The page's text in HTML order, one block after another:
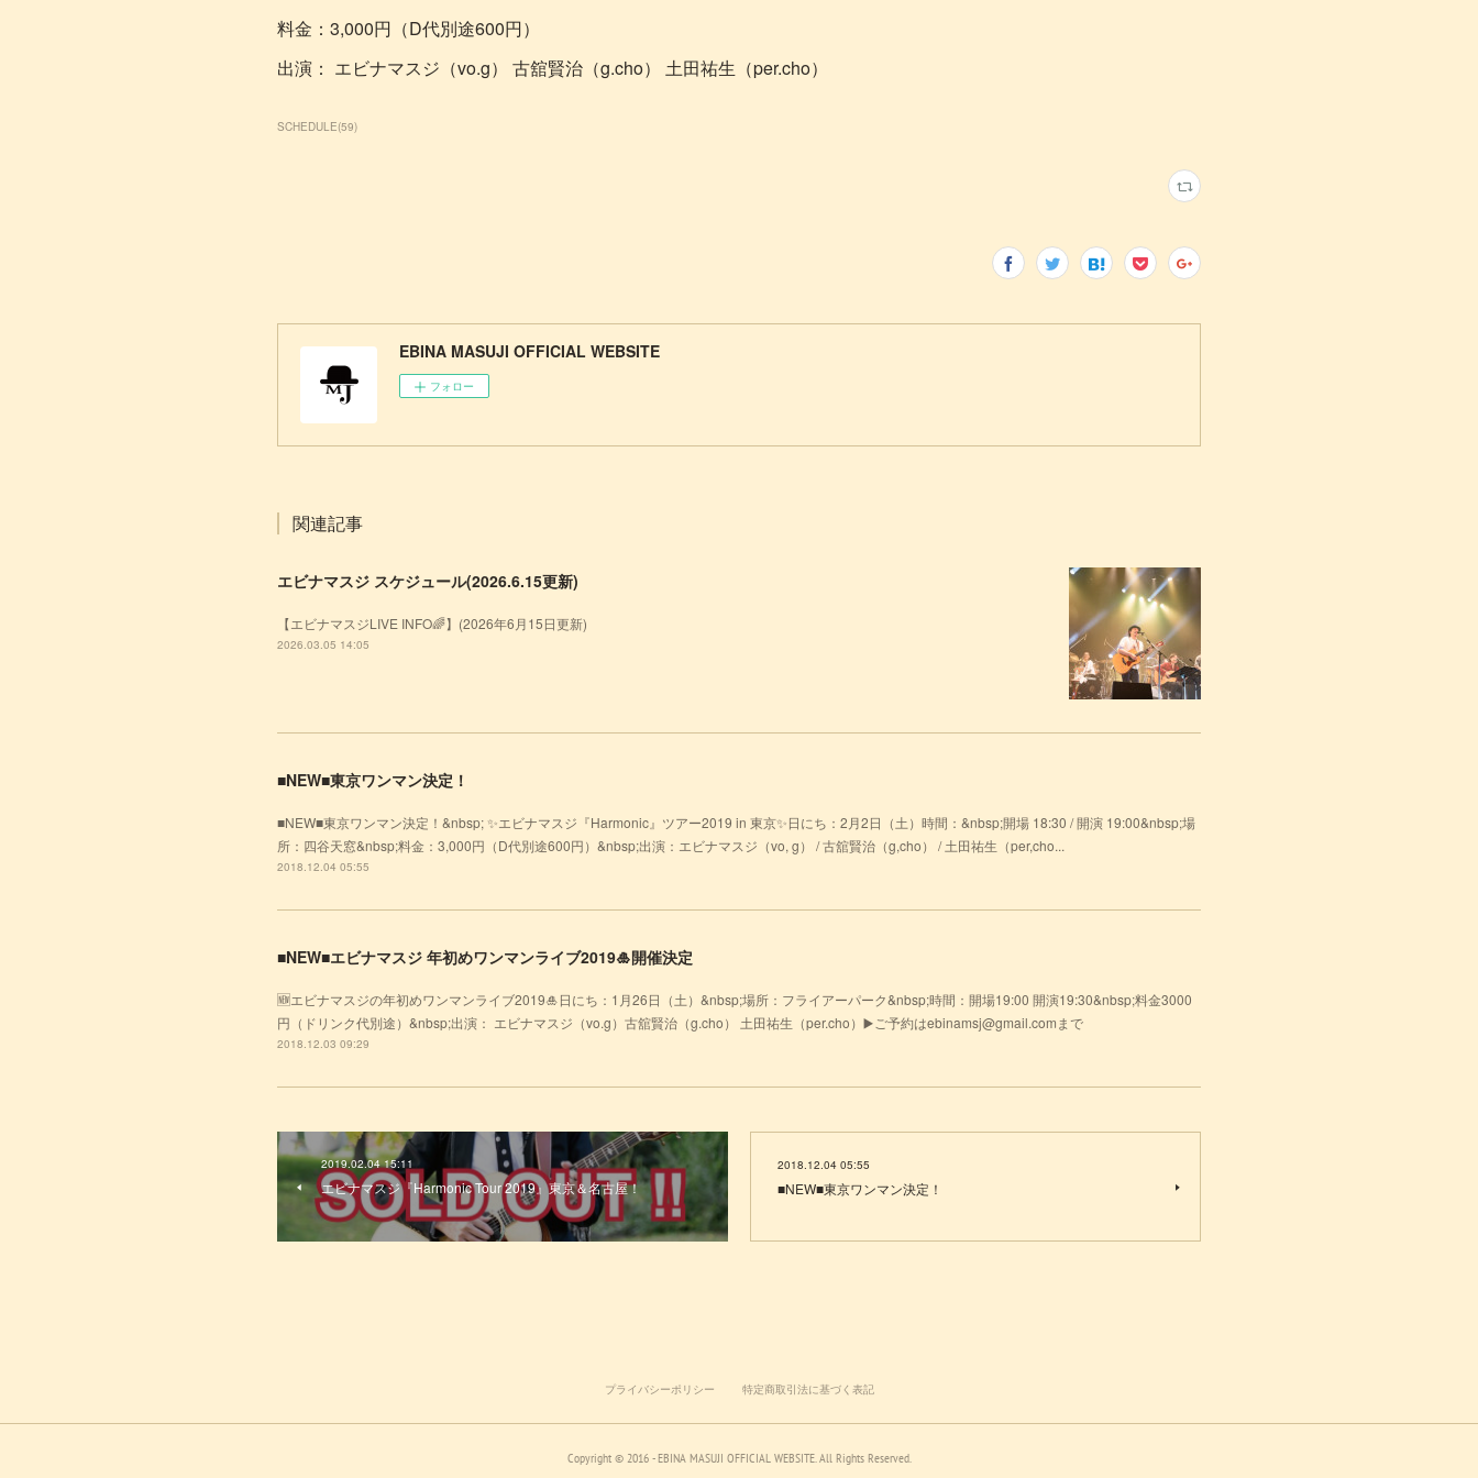
料金：3,000円（D代別途600円）
出演： エビナマスジ（vo.g） 古舘賢治（g.cho） 土田祐生（per.cho）
SCHEDULE(59)
EBINA MASUJI OFFICIAL WEBSITE
フォロー
関連記事
エビナマスジ スケジュール(2026.6.15更新)
【エビナマスジLIVE INFO🌈】(2026年6月15日更新)
2026.03.05 14:05
■NEW■東京ワンマン決定！
■NEW■東京ワンマン決定！&nbsp; ✨エビナマスジ『Harmonic』ツアー2019 in 東京✨日にち：2月2日（土）時間：&nbsp;開場 18:30 / 開演 19:00&nbsp;場
所：四谷天窓&nbsp;料金：3,000円（D代別途600円）&nbsp;出演：エビナマスジ（vo, g） / 古舘賢治（g,cho） / 土田祐生（per,cho...
2018.12.04 05:55
■NEW■エビナマスジ 年初めワンマンライブ2019🎍開催決定
🆕エビナマスジの年初めワンマンライブ2019🎍日にち：1月26日（土）&nbsp;場所：フライアーパーク&nbsp;時間：開場19:00 開演19:30&nbsp;料金3000
円（ドリンク代別途）&nbsp;出演： エビナマスジ（vo.g）古舘賢治（g.cho） 土田祐生（per.cho）▶️ご予約はebinamsj@gmail.comまで
2018.12.03 09:29
2019.02.04 15:11
エビナマスジ『Harmonic Tour 2019』東京＆名古屋！
2018.12.04 05:55
■NEW■東京ワンマン決定！
プライバシーポリシー 特定商取引法に基づく表記
Copyright © 2016 - EBINA MASUJI OFFICIAL WEBSITE. All Rights Reserved.